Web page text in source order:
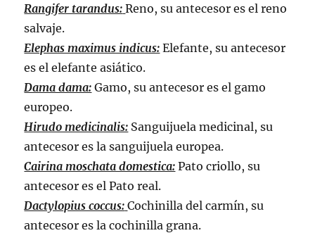
Rangifer tarandus: Reno, su antecesor es el reno
salvaje.
Elephas maximus indicus: Elefante, su antecesor
es el elefante asiático.
Dama dama: Gamo, su antecesor es el gamo
europeo.
Hirudo medicinalis: Sanguijuela medicinal, su
antecesor es la sanguijuela europea.
Cairina moschata domestica: Pato criollo, su
antecesor es el Pato real.
Dactylopius coccus: Cochinilla del carmín, su
antecesor es la cochinilla grana.